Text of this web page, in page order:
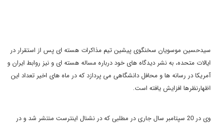
سیدحسین موسویان سخنگوی پیشین تیم مذاکرات هسته ای پس از استقرار در
ایالات متحده، به نشر دیدگاه های خود درباره مساله هسته ای و نیز روابط ایران و
آمریکا در رسانه ها و محافل دانشگاهی می پردازد که در ماه های اخیر تعداد این
اظهارنظرها افزایش یافته است.
وی در 20 سپتامبر سال جاری در مطلبی که در نشنال اینترست منتشر شد و در